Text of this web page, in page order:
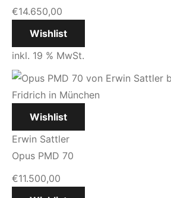
€14.650,00
Wishlist
inkl. 19 % MwSt.
Wishlist
Erwin Sattler
Opus PMD 70
€11.500,00